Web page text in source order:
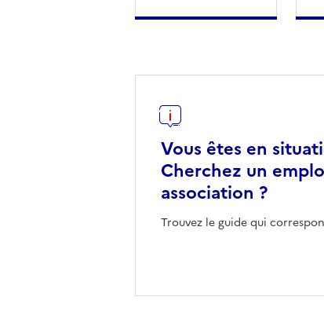
Vous êtes en
Cherchez un
association ?
Trouvez le guide qui